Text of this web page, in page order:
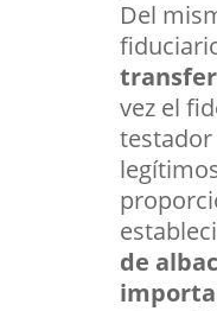
Del
vez el
testador
de